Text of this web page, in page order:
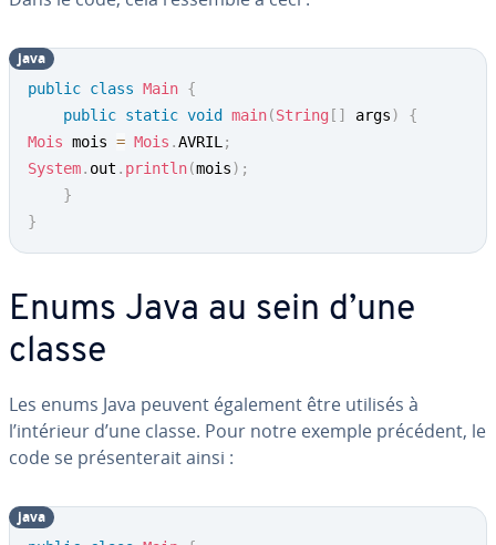
public class Main {
public static void main(String [ ] args)
{
Mois mois = Mois .AVRIL ;
System. out . println(mois) ;
}
}
java
Enums Java au sein d’une
classe
Les enums Java peuvent également être utilisés à
l’intérieur d’une classe. Pour notre exemple précédent, le
code se pré­sen­te­rait ainsi :
java